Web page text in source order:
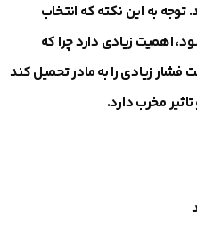
به این نکته که انتخاب
اهمیت زیادی دارد چرا که
زیادی را به مادر تحمیل کند
مخرب دارد.